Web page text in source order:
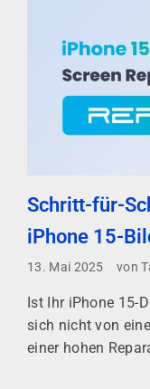
Schritt-für-
iPhone 15-
13. Mai 2025 von
Ist Ihr iPhone 15-
sich nicht von
einer hohen